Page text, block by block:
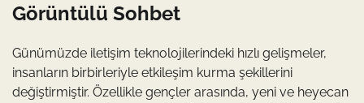
Görüntülü Sohbet
Günümüzde iletişim teknolojilerindeki hızlı gelişmeler,
insanların birbirleriyle etkileşim kurma şekillerini
değiştirmiştir. Özellikle gençler arasında, yeni ve heyecan